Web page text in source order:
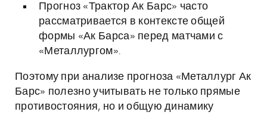
Прогноз «Трактор Ак Барс» часто
рассматривается в контексте общей
формы «Ак Барса» перед матчами с
«Металлургом».
Поэтому при анализе прогноза «Металлург Ак
Барс» полезно учитывать не только прямые
противостояния, но и общую динамику